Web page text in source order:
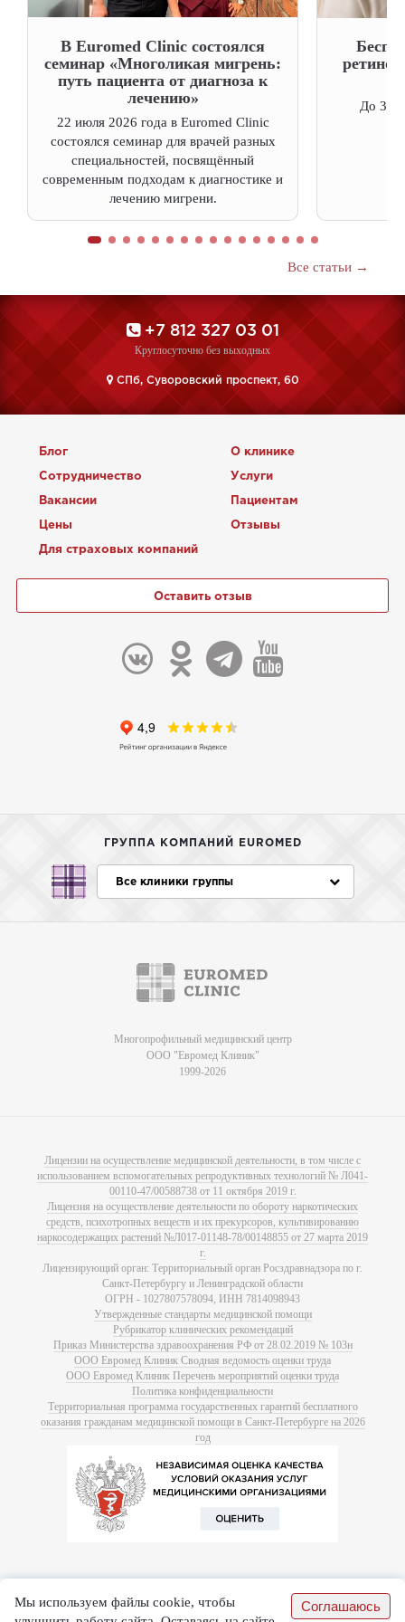
В Euromed Clinic состоялся
семинар «Многоликая мигрень:
путь пациента от диагноза к
лечению»
22 июля 2026 года в Euromed Clinic
состоялся семинар для врачей разных
специальностей, посвящённый
современным подходам к диагностике и
лечению мигрени.
До 31
Все статьи →
+7 812 327 03 01
Круглосуточно без выходных
CПб, Суворовский проспект, 60
Блог О клинике
Сотрудничество Услуги
Вакансии Пациентам
Цены Отзывы
Для страховых компаний
Оставить отзыв
ГРУППА КОМПАНИЙ EUROMED
Все клиники группы
Многопрофильный медицинский центр
ООО "Евромед Клиник"
1999-2026
Лицензии на осуществление медицинской деятельности, в том числе с
использованием вспомогательных репродуктивных технологий № Л041-
00110-47/00588738 от 11 октября 2019 г.
Лицензия на осуществление деятельности по обороту наркотических
средств, психотропных веществ и их прекурсоров, культивированию
наркосодержащих растений №Л017-01148-78/00148855 от 27 марта 2019
г.
Лицензирующий орган: Территориальный орган Росздравнадзора по г.
Санкт-Петербургу и Ленинградской области
ОГРН - 1027807578094, ИНН 7814098943
Утвержденные стандарты медицинской помощи
Рубрикатор клинических рекомендаций
Приказ Министерства здравоохранения РФ от 28.02.2019 № 103н
ООО Евромед Клиник Сводная ведомость оценки труда
ООО Евромед Клиник Перечень мероприятий оценки труда
Политика конфиденциальности
Территориальная программа государственных гарантий бесплатного
оказания гражданам медицинской помощи в Санкт-Петербурге на 2026
год
Мы используем файлы cookie, чтобы
Соглашаюсь